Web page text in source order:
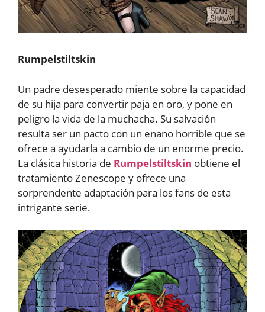
Rumpelstiltskin
Un padre desesperado miente sobre la capacidad
de su hija para convertir paja en oro, y pone en
peligro la vida de la muchacha. Su salvación
resulta ser un pacto con un enano horrible que se
ofrece a ayudarla a cambio de un enorme precio.
La clásica historia de Rumpelstiltskin obtiene el
tratamiento Zenescope y ofrece una
sorprendente adaptación para los fans de esta
intrigante serie.